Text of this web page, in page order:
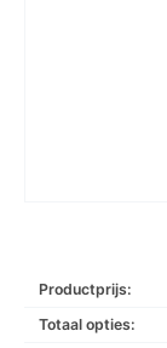
Productprijs:
Totaal opties: